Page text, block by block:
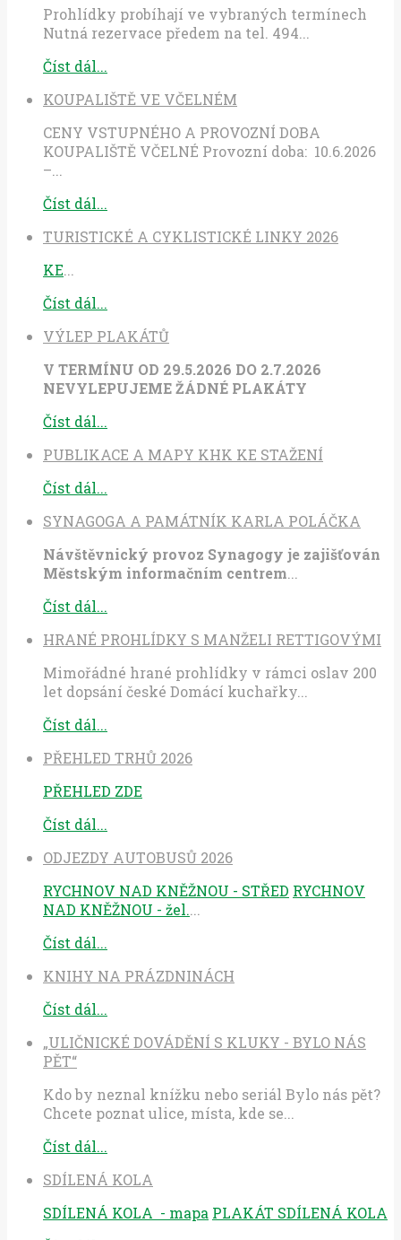
Prohlídky probíhají ve vybraných termínech
Nutná rezervace předem na tel. 494...
Číst dál...
KOUPALIŠTĚ VE VČELNÉM
CENY VSTUPNÉHO A PROVOZNÍ DOBA
KOUPALIŠTĚ VČELNÉ Provozní doba: 10.6.2026
–...
Číst dál...
TURISTICKÉ A CYKLISTICKÉ LINKY 2026
KE...
Číst dál...
VÝLEP PLAKÁTŮ
V TERMÍNU OD 29.5.2026 DO 2.7.2026
NEVYLEPUJEME ŽÁDNÉ PLAKÁTY
Číst dál...
PUBLIKACE A MAPY KHK KE STAŽENÍ
Číst dál...
SYNAGOGA A PAMÁTNÍK KARLA POLÁČKA
Návštěvnický provoz Synagogy je zajišťován
Městským informačním centrem...
Číst dál...
HRANÉ PROHLÍDKY S MANŽELI RETTIGOVÝMI
Mimořádné hrané prohlídky v rámci oslav 200
let dopsání české Domácí kuchařky...
Číst dál...
PŘEHLED TRHŮ 2026
PŘEHLED ZDE
Číst dál...
ODJEZDY AUTOBUSŮ 2026
RYCHNOV NAD KNĚŽNOU - STŘED RYCHNOV
NAD KNĚŽNOU - žel....
Číst dál...
KNIHY NA PRÁZDNINÁCH
Číst dál...
„ULIČNICKÉ DOVÁDĚNÍ S KLUKY - BYLO NÁS
PĚT“
Kdo by neznal knížku nebo seriál Bylo nás pět?
Chcete poznat ulice, místa, kde se...
Číst dál...
SDÍLENÁ KOLA
SDÍLENÁ KOLA - mapa PLAKÁT SDÍLENÁ KOLA